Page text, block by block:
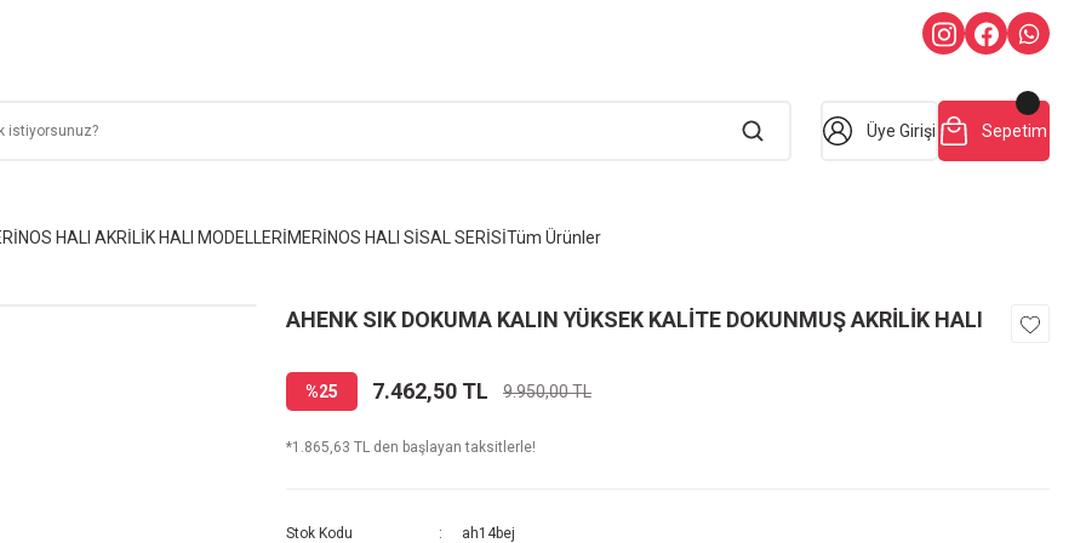
Üye Girişi Sepetim
HALI AKRİLİK HALI MODELLERİMERİNOS HALI SİSAL SERİSİTüm Ürünler
AHENK SIK DOKUMA KALIN YÜKSEK KALİTE DOKUNMUŞ AKRİLİK HALI
%25 7.462,50 TL 9.950,00 TL
*1.865,63 TL den başlayan taksitlerle!
Stok Kodu ah14bej